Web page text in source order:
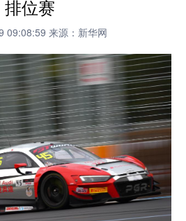
全球连线
量子 体育
健康 军事
图片 政务
件 金融 汽车
信息化 数字经济
排位赛
09:08:59 来源：新华网